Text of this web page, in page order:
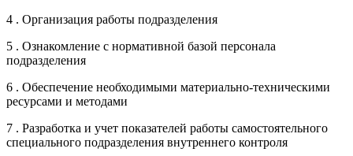
4 . Организация работы подразделения
5 . Ознакомление с нормативной базой персонала
подразделения
6 . Обеспечение необходимыми материально-техническими
ресурсами и методами
7 . Разработка и учет показателей работы самостоятельного
специального подразделения внутреннего контроля